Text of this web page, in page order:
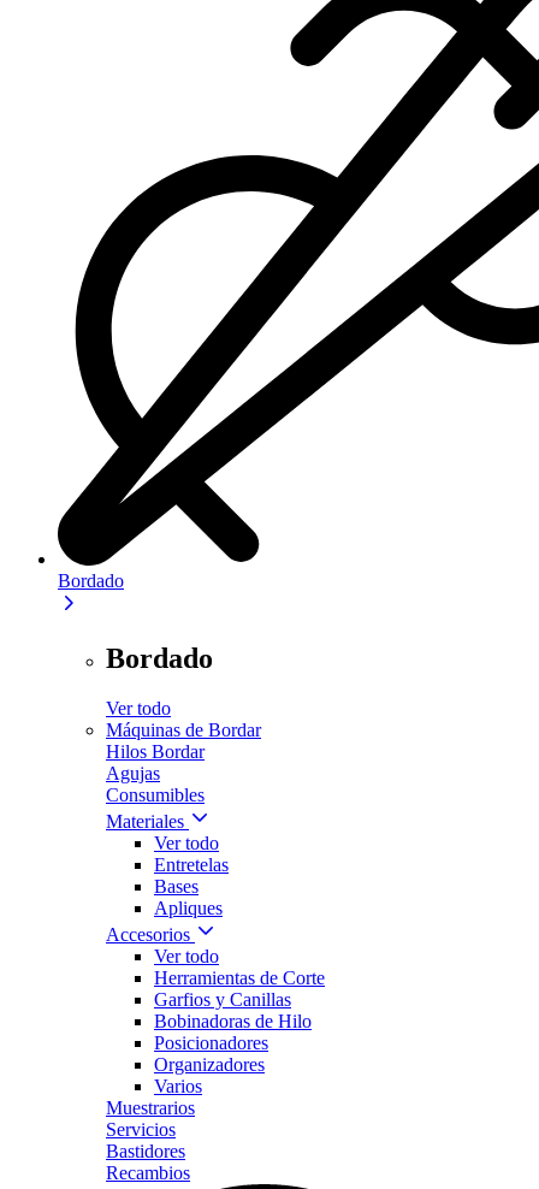
Bordado
Bordado
Ver todo
Máquinas de Bordar
Hilos Bordar
Agujas
Consumibles
Materiales
Ver todo
Entretelas
Bases
Apliques
Accesorios
Ver todo
Herramientas de Corte
Garfios y Canillas
Bobinadoras de Hilo
Posicionadores
Organizadores
Varios
Muestrarios
Servicios
Bastidores
Recambios